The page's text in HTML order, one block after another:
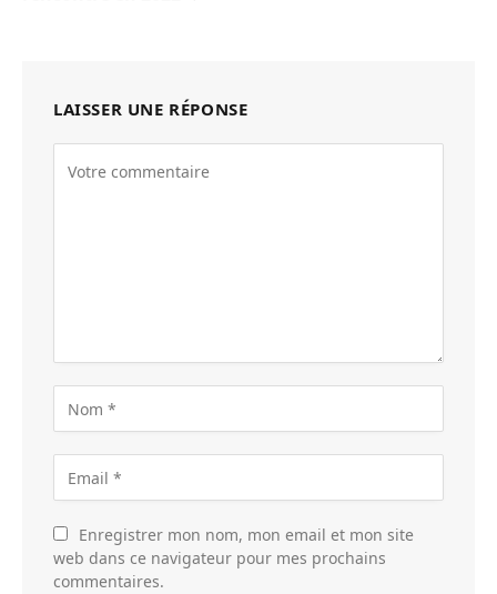
LAISSER UNE RÉPONSE
Enregistrer mon nom, mon email et mon site
web dans ce navigateur pour mes prochains
commentaires.